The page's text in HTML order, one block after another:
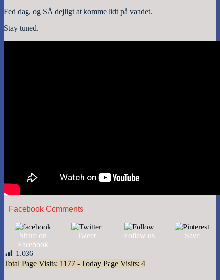
Fed dag, og SÅ dejligt at komme lidt på vandet.
Stay tuned.
Facebook Comments
Share on
Facebook
Tweet Follow us Save
1.036
Total Page Visits: 1177 - Today Page Visits: 4